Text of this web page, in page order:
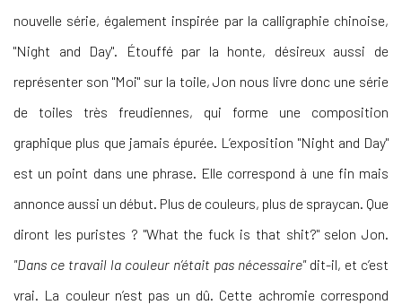
nouvelle série, également inspirée par la calligraphie chinoise,
"Night and Day". Étouffé par la honte, désireux aussi de
représenter son "Moi" sur la toile, Jon nous livre donc une série
de toiles très freudiennes, qui forme une composition
graphique plus que jamais épurée. L’exposition "Night and Day"
est un point dans une phrase. Elle correspond à une fin mais
annonce aussi un début. Plus de couleurs, plus de spraycan. Que
diront les puristes ? "What the fuck is that shit?" selon Jon.
"Dans ce travail la couleur n’était pas nécessaire"dit-il, et c’est
vrai. La couleur n’est pas un dû. Cette achromie correspond